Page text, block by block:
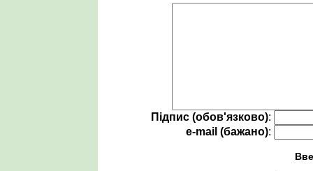
Підпис (обов'язково):
e-mail (бажано):